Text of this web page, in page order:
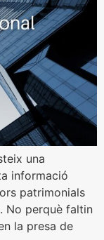
una
informació
patrimonials
No perquè faltin
la presa de